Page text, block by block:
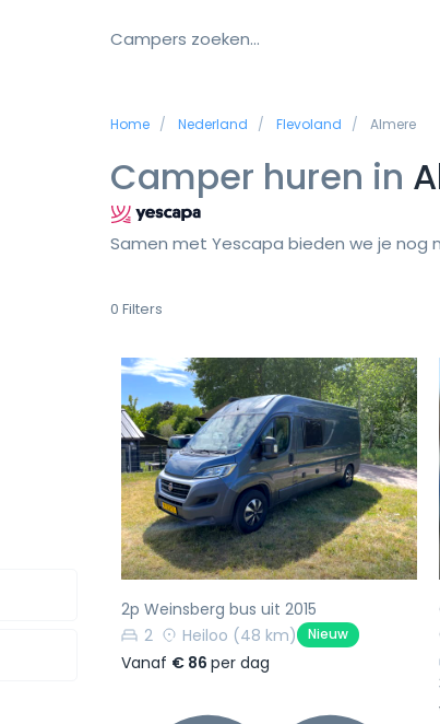
Campers zoeken…
Home Nederland Flevoland Almere
Camper huren in
Samen met Yescapa bieden we je nog
0 Filters
Vorige
2p Weinsberg bus uit 2015
2
Heiloo (48 km) Nieuw
Vanaf € 86 per dag